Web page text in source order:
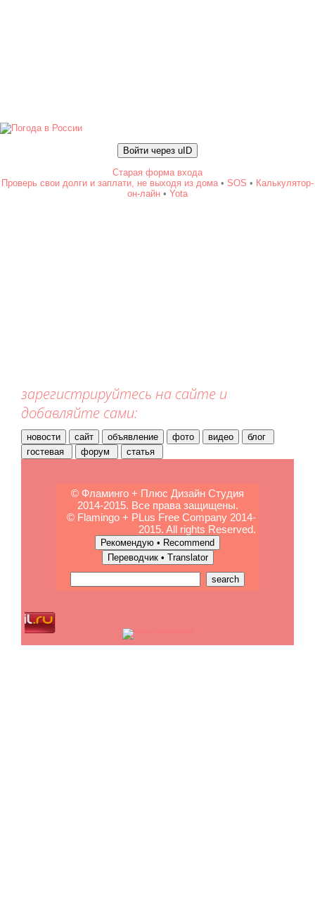
Войти через uID
Старая форма входа
Проверь свои долги и заплати, не выходя из дома • SOS • Калькулятор-
он-лайн • Yota
зарегистрируйтесь на сайте и
добавляйте сами:
© Фламинго + Плюс Дизайн Студия
2014-2015. Все права защищены.
© Flamingo + PLus Free Company 2014-
2015. All rights Reserved.